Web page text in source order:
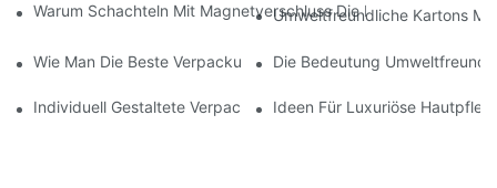
Warum Schachteln Mit Magnetverschluss Die Beste Wahl Für
Umweltfreundliche Kartons
Wie Man Die Beste Verpackung Für Hautpflegeprodukte Zum
Die Bedeutung
Individuell Gestaltete Verpackungen Für Hautpflegeprodukte,
Ideen Für Luxuriöse